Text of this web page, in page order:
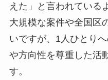
えた」と言われている
大規模な案件や全国区
いですが、1人ひとり
や方向性を尊重した活
す。